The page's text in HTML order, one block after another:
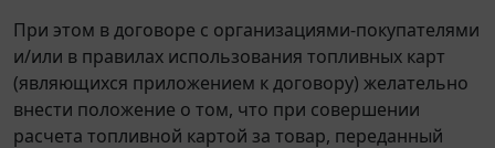
При этом в договоре с организациями-покупателями
и/или в правилах использования топливных карт
(являющихся приложением к договору) желательно
внести положение о том, что при совершении
расчета топливной картой за товар, переданный